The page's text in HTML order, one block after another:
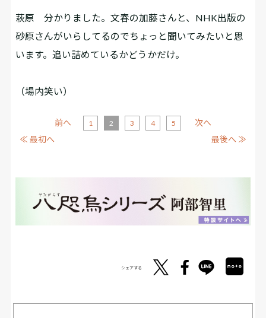
萩原 分かりました。文春の加藤さんと、NHK出版の
砂原さんがいらしてるのでちょっと聞いてみたいと思
います。追い詰めているかどうかだけ。
（場内笑い）
≪ 最初へ
前へ 1 2 3 4 5
次へ
最後へ ≫
シェアする